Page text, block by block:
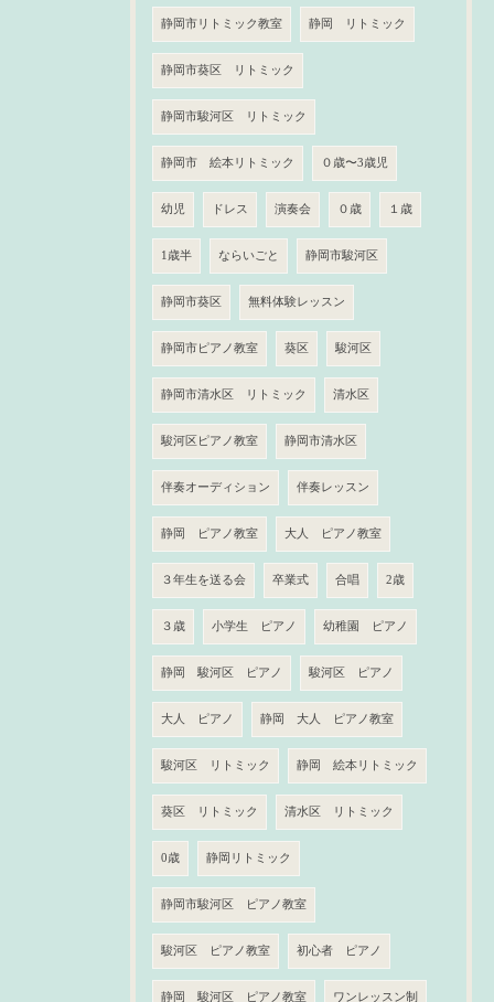
静岡市リトミック教室 静岡 リトミック
静岡市葵区 リトミック
静岡市駿河区 リトミック
静岡市 絵本リトミック ０歳〜3歳児
幼児 ドレス 演奏会 ０歳 １歳
1歳半 ならいごと 静岡市駿河区
静岡市葵区 無料体験レッスン
静岡市ピアノ教室 葵区 駿河区
静岡市清水区 リトミック 清水区
駿河区ピアノ教室 静岡市清水区
伴奏オーディション 伴奏レッスン
静岡 ピアノ教室 大人 ピアノ教室
３年生を送る会 卒業式 合唱 2歳
３歳 小学生 ピアノ 幼稚園 ピアノ
静岡 駿河区 ピアノ 駿河区 ピアノ
大人 ピアノ 静岡 大人 ピアノ教室
駿河区 リトミック 静岡 絵本リトミック
葵区 リトミック 清水区 リトミック
0歳 静岡リトミック
静岡市駿河区 ピアノ教室
駿河区 ピアノ教室 初心者 ピアノ
静岡 駿河区 ピアノ教室 ワンレッスン制